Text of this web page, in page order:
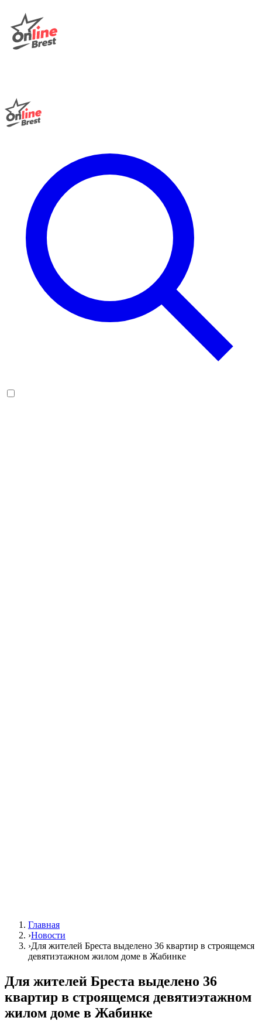
Главная
›Новости
›Для жителей Бреста выделено 36 квартир в строящемся
девятиэтажном жилом доме в Жабинке
Для жителей Бреста выделено 36
квартир в строящемся девятиэтажном
жилом доме в Жабинке